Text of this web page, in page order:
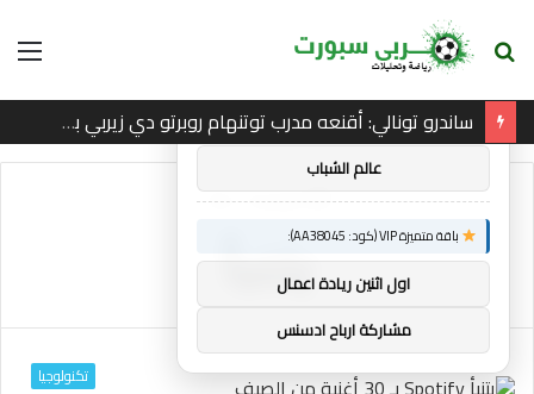
بحث
ساندرو تونالي: أقنعه مدرب توتنهام روبرتو دي زيربي بسرعة بالتوقيع
الرئيسية/يتنبأ
يتنبأ
تكنولوجيا
توصيات :
باقة متميزة VIP (كود: AA86842):
عالم الشباب
باقة متميزة VIP (كود: AA38045):
اول اثنين ريادة اعمال
مشاركة ارباح ادسنس